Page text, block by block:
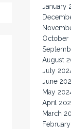
January
October
August
July
June
May
April
March